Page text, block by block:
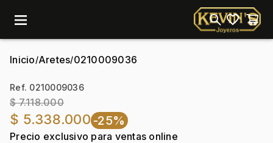
menu
Inicio/Aretes/0210009036
Ref. 0210009036
$ 7.118.000
$ 5.338.000 -25%
Precio exclusivo para ventas online